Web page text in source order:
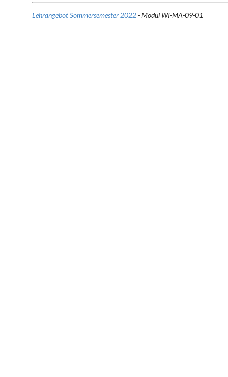
Lehrangebot Sommersemester 2022- Modul WI-MA-09-01